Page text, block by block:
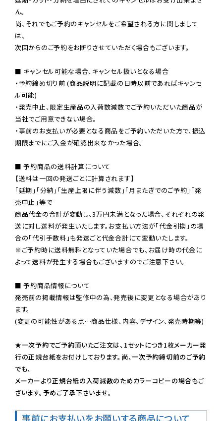
ん。
尚、それでもご予約のキャンセルをご希望される方に関しまして
は、
次回からのご予約をお断りさせていただく場合もございます。
■ キャンセル可能な場合、キャンセル扱いとなる場合
・予約締め切り前 (商品説明に記載の日時以前であればキャンセ
ル可能)
・発売中止、限定生産品の入荷数減数でご予約いただいた商品が
当社でご用意できない場合。
・事前のお支払いが必要となる商品をご予約いただいた方で、振込
期限までにご入金が確認出来なかった場合。
■ 予約商品の送料計算について
【送料は一回の発送ごとに計算されます】
「延期」「分納」「生産上限に伴う減数」「月またぎでのご予約」「発
売中止」等で
商品代金の合計が変動し、3万円未満となった場合、それぞれの発
送に対し送料が発生いたします。お支払い方法が「代金引換」の場
※ご予約時に送料無料となっていた場合でも、お届け時の代金に
よって送料が発生する場合もございますのでご注意下さい。
■ 予約商品情報について
発売前の掲載情報は監修中の為、発売後に変更となる場合があり
ます。
(変更の可能性がある点…商品仕様、内容、デザイン、発売時期等)
★一次予約でご予約頂いたご注文は、1セットにつき1枚メーカー発
行の正規台紙をお付けしております。尚、一次予約締切前のご予約
でも、
メーカーより正規台紙の入荷減数のためカラーコピーの場合もご
ざいます。予めご了承下さいませ。
事前にお支払いをお願いする商品について